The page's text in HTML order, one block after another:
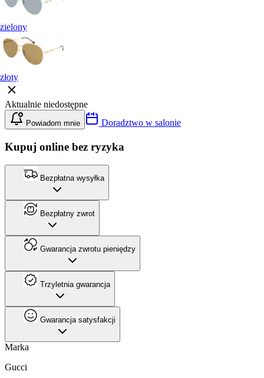
zielony
złoty
Aktualnie niedostępne
Powiadom mnie Doradztwo w salonie
Kupuj online bez ryzyka
Bezpłatna wysyłka
Bezpłatny zwrot
Gwarancja zwrotu pieniędzy
Trzyletnia gwarancja
Gwarancja satysfakcji
Marka
Gucci